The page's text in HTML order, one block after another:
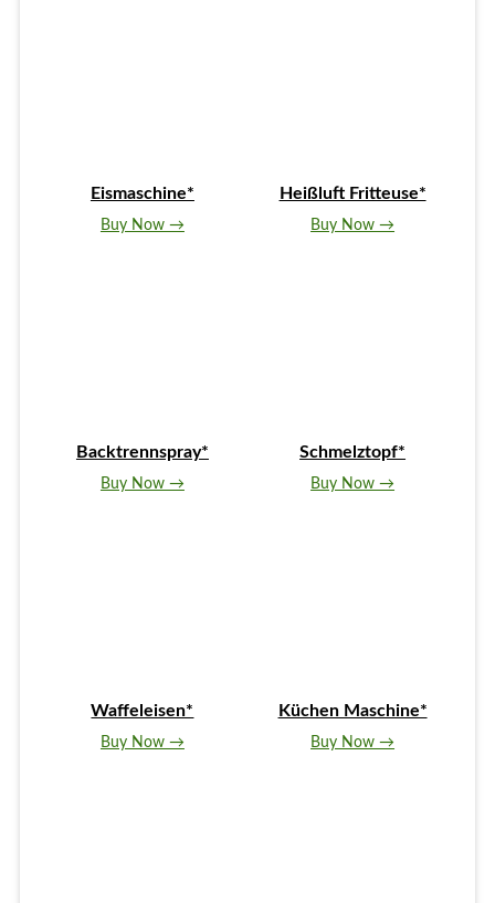
Eismaschine*
Buy Now →
Heißluft Fritteuse*
Buy Now →
Backtrennspray*
Buy Now →
Schmelztopf*
Buy Now →
Waffeleisen*
Buy Now →
Küchen Maschine*
Buy Now →